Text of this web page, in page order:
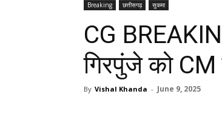
Breaking छत्तीसगढ़ सुकमा
CG
गिरपुंजे को CM
By Vishal Khanda - June 9, 2025